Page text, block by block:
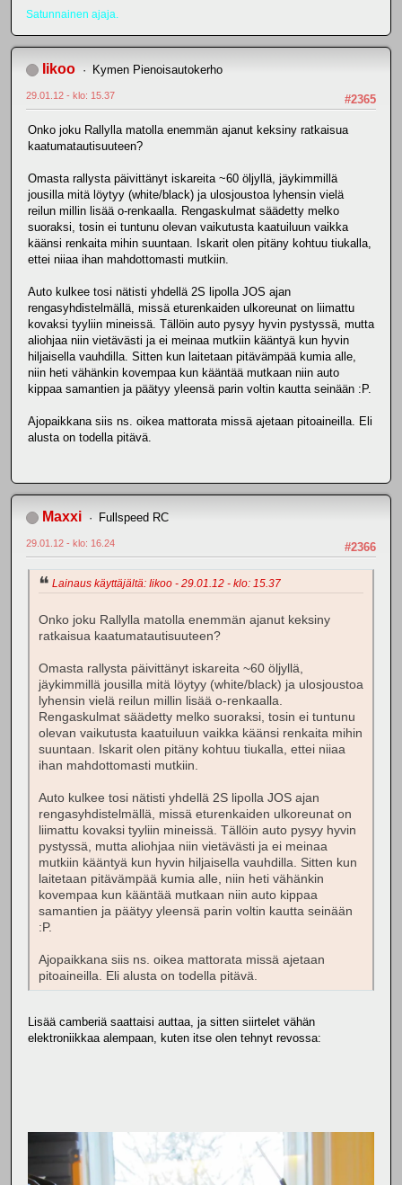
Satunnainen ajaja.
Iikoo Kymen Pienoisautokerho
#2365
29.01.12 - klo: 15.37
Onko joku Rallylla matolla enemmän ajanut keksiny ratkaisua
kaatumatautisuuteen?
Omasta rallysta päivittänyt iskareita ~60 öljyllä, jäykimmillä
jousilla mitä löytyy (white/black) ja ulosjoustoa lyhensin vielä
reilun millin lisää o-renkaalla. Rengaskulmat säädetty melko
suoraksi, tosin ei tuntunu olevan vaikutusta kaatuiluun vaikka
käänsi renkaita mihin suuntaan. Iskarit olen pitäny kohtuu tiukalla,
ettei niiaa ihan mahdottomasti mutkiin.
Auto kulkee tosi nätisti yhdellä 2S lipolla JOS ajan
rengasyhdistelmällä, missä eturenkaiden ulkoreunat on liimattu
kovaksi tyyliin mineissä. Tällöin auto pysyy hyvin pystyssä, mutta
aliohjaa niin vietävästi ja ei meinaa mutkiin kääntyä kun hyvin
hiljaisella vauhdilla. Sitten kun laitetaan pitävämpää kumia alle,
niin heti vähänkin kovempaa kun kääntää mutkaan niin auto
kippaa samantien ja päätyy yleensä parin voltin kautta seinään :P.
Ajopaikkana siis ns. oikea mattorata missä ajetaan pitoaineilla. Eli
alusta on todella pitävä.
Maxxi Fullspeed RC
#2366
29.01.12 - klo: 16.24
Lainaus käyttäjältä: Iikoo - 29.01.12 - klo: 15.37
Onko joku Rallylla matolla enemmän ajanut keksiny
ratkaisua kaatumatautisuuteen?
Omasta rallysta päivittänyt iskareita ~60 öljyllä,
jäykimmillä jousilla mitä löytyy (white/black) ja ulosjoustoa
lyhensin vielä reilun millin lisää o-renkaalla.
Rengaskulmat säädetty melko suoraksi, tosin ei tuntunu
olevan vaikutusta kaatuiluun vaikka käänsi renkaita mihin
suuntaan. Iskarit olen pitäny kohtuu tiukalla, ettei niiaa
ihan mahdottomasti mutkiin.
Auto kulkee tosi nätisti yhdellä 2S lipolla JOS ajan
rengasyhdistelmällä, missä eturenkaiden ulkoreunat on
liimattu kovaksi tyyliin mineissä. Tällöin auto pysyy hyvin
pystyssä, mutta aliohjaa niin vietävästi ja ei meinaa
mutkiin kääntyä kun hyvin hiljaisella vauhdilla. Sitten kun
laitetaan pitävämpää kumia alle, niin heti vähänkin
kovempaa kun kääntää mutkaan niin auto kippaa
samantien ja päätyy yleensä parin voltin kautta seinään
:P.
Ajopaikkana siis ns. oikea mattorata missä ajetaan
pitoaineilla. Eli alusta on todella pitävä.
Lisää camberiä saattaisi auttaa, ja sitten siirtelet vähän
elektroniikkaa alempaan, kuten itse olen tehnyt revossa: